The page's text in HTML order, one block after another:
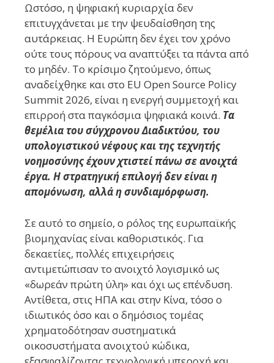
Ωστόσο, η ψηφιακή κυριαρχία δεν
επιτυγχάνεται με την ψευδαίσθηση της
αυτάρκειας. Η Ευρώπη δεν έχει τον χρόνο
ούτε τους πόρους να αναπτύξει τα πάντα από
το μηδέν. Το κρίσιμο ζητούμενο, όπως
αναδείχθηκε και στο EU Open Source Policy
Summit 2026, είναι η ενεργή συμμετοχή και
επιρροή στα παγκόσμια ψηφιακά κοινά. Τα
θεμέλια του σύγχρονου Διαδικτύου, του
υπολογιστικού νέφους και της τεχνητής
νοημοσύνης έχουν χτιστεί πάνω σε ανοιχτά
έργα. Η στρατηγική επιλογή δεν είναι η
απομόνωση, αλλά η συνδιαμόρφωση.
Σε αυτό το σημείο, ο ρόλος της ευρωπαϊκής
βιομηχανίας είναι καθοριστικός. Για
δεκαετίες, πολλές επιχειρήσεις
αντιμετώπισαν το ανοιχτό λογισμικό ως
«δωρεάν πρώτη ύλη» και όχι ως επένδυση.
Αντίθετα, στις ΗΠΑ και στην Κίνα, τόσο ο
ιδιωτικός όσο και ο δημόσιος τομέας
χρηματοδότησαν συστηματικά
οικοσυστήματα ανοιχτού κώδικα,